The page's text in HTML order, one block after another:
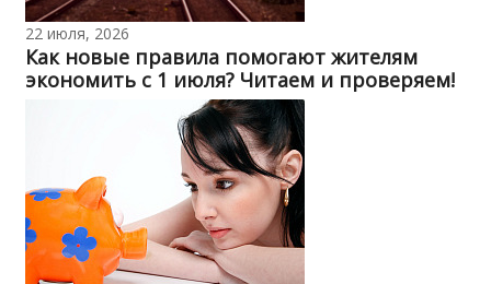
22 июля, 2026
Как новые правила помогают жителям
экономить с 1 июля? Читаем и проверяем!